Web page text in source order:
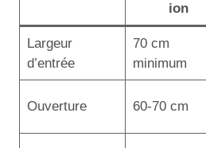
ion
Largeur
d’entrée
70 cm
minimum
Ouverture 60-70 cm